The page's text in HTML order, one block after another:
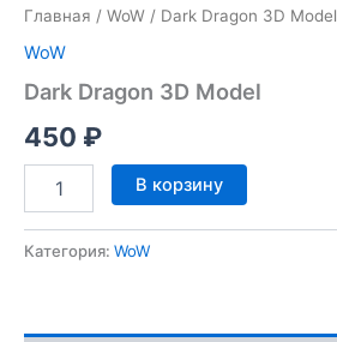
Главная / WoW / Dark Dragon 3D Model
WoW
Dark Dragon 3D Model
450 ₽
Количество
товара
Dragon
В корзину
Категория: WoW